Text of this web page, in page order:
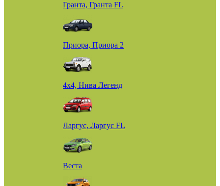
Гранта, Гранта FL
Приора, Приора 2
4х4, Нива Легенд
Ларгус, Ларгус FL
Веста